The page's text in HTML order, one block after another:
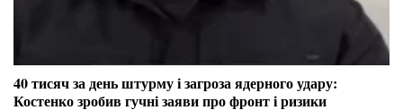
40 тисяч за день штурму і загроза ядерного удару:
Костенко зробив гучні заяви про фронт і ризики